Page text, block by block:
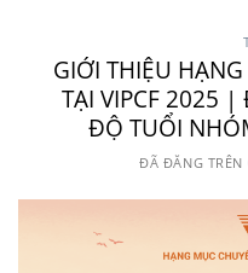
GIỚI THIỆU
TẠI VIPCF 2025 |
ĐỘ TUỔI
ĐÃ ĐĂNG TRÊN